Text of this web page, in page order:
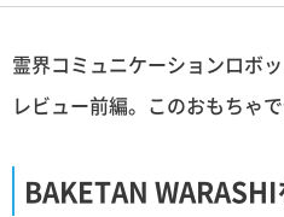
霊界コミュニケーションロボ
レビュー前編。このおもちゃ
BAKETAN